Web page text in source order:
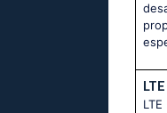
LTE